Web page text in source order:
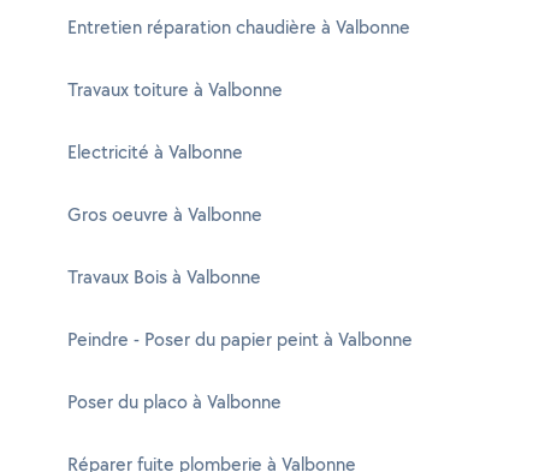
Entretien réparation chaudière à Valbonne
Travaux toiture à Valbonne
Electricité à Valbonne
Gros oeuvre à Valbonne
Travaux Bois à Valbonne
Peindre - Poser du papier peint à Valbonne
Poser du placo à Valbonne
Réparer fuite plomberie à Valbonne